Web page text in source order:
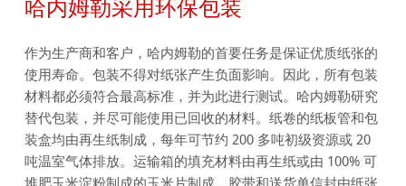
哈内姆勒采用环保包装
作为生产商和客户，哈内姆勒的首要任务是保证优质纸张的
使用寿命。包装不得对纸张产生负面影响。因此，所有包装
材料都必须符合最高标准，并为此进行测试。哈内姆勒研究
替代包装，并尽可能使用已回收的材料。纸卷的纸板管和包
装盒均由再生纸制成，每年可节约 200 多吨初级资源或 20
吨温室气体排放。运输箱的填充材料由再生纸或由 100% 可